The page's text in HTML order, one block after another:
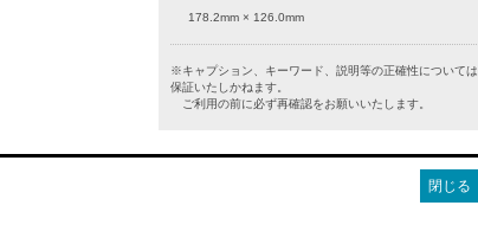
178.2mm × 126.0mm
※キャプション、キーワード、説明等の正確性については
保証いたしかねます。
ご利用の前に必ず再確認をお願いいたします。
閉じる